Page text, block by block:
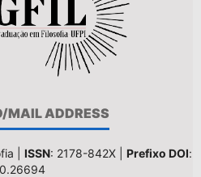
MAIL ADDRESS
| ISSN: 2178-842X | Prefixo DOI: